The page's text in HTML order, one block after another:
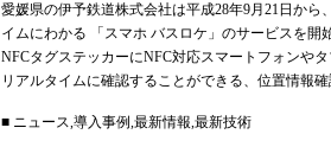
愛媛県の伊予鉄道株式会社は平成28年9月21日か
イムにわかる 「スマホ バスロケ」のサービスを
NFCタグステッカーにNFC対応スマートフォンや
リアルタイムに確認することができる、位置情報
■ ニュース,導入事例,最新情報,最新技術